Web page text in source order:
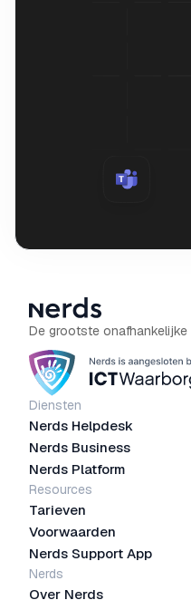
De grootste
Diensten
Nerds Helpdesk
Nerds Business
Nerds Platform
Resources
Tarieven
Voorwaarden
Nerds Support App
Nerds
Over Nerds